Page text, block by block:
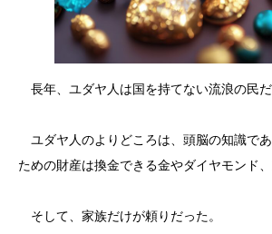
長年、ユダヤ人は国を持てない流浪の民だ
ユダヤ人のよりどころは、頭脳の知識で
ための財産は換金できる金やダイヤモンド
そして、家族だけが頼りだった。